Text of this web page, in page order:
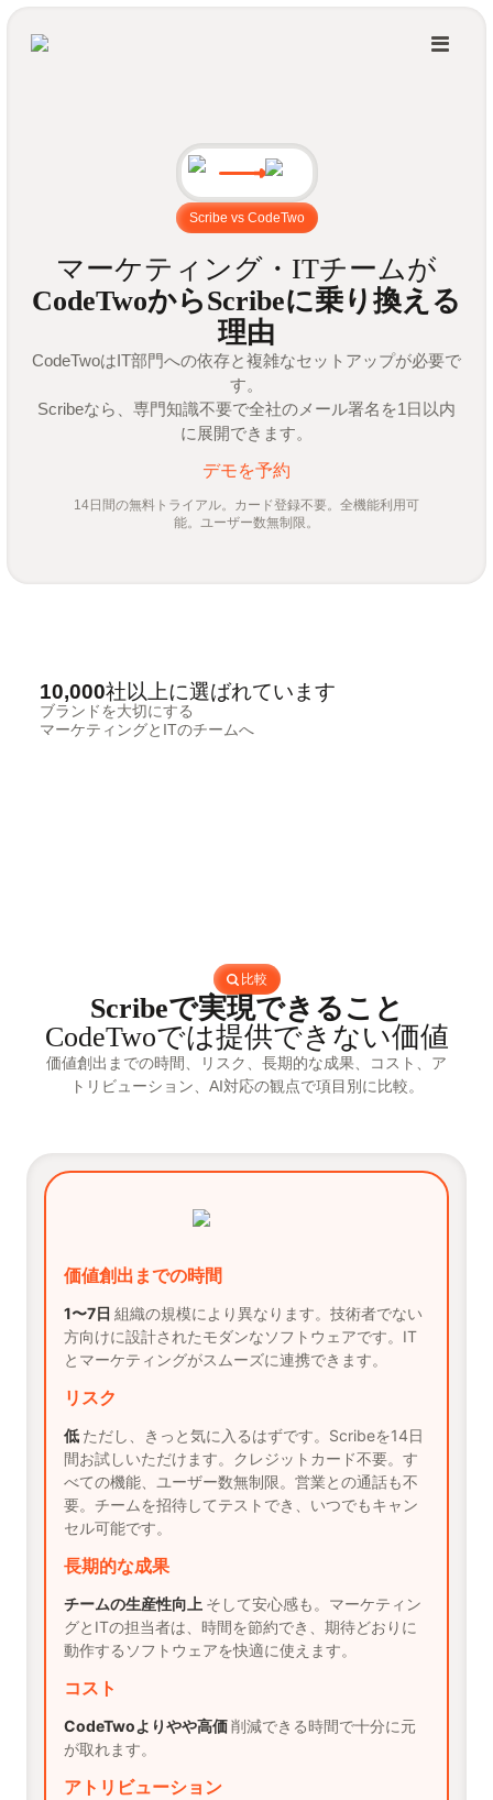
Scribe vs CodeTwo
マーケティング・ITチームが
CodeTwoからScribeに乗り換える
理由
CodeTwoはIT部門への依存と複雑なセットアップが必要で
す。
Scribeなら、専門知識不要で全社のメール署名を1日以内
に展開できます。
デモを予約
14日間の無料トライアル。カード登録不要。全機能利用可
能。ユーザー数無制限。
10,000社以上に選ばれています
ブランドを大切にする
マーケティングとITのチームへ
比較
Scribeで実現できること
CodeTwoでは提供できない価値
価値創出までの時間、リスク、長期的な成果、コスト、ア
トリビューション、AI対応の観点で項目別に比較。
価値創出までの時間
1〜7日 組織の規模により異なります。技術者でない
方向けに設計されたモダンなソフトウェアです。IT
とマーケティングがスムーズに連携できます。
リスク
低 ただし、きっと気に入るはずです。Scribeを14日
間お試しいただけます。クレジットカード不要。す
べての機能、ユーザー数無制限。営業との通話も不
要。チームを招待してテストでき、いつでもキャン
セル可能です。
長期的な成果
チームの生産性向上 そして安心感も。マーケティン
グとITの担当者は、時間を節約でき、期待どおりに
動作するソフトウェアを快適に使えます。
コスト
CodeTwoよりやや高価削減できる時間で十分に元
が取れます。
アトリビューション